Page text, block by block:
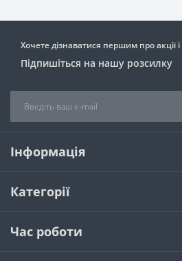
Хочете дізнаватися першим про акції
Підпишіться на нашу розсилку
Інформація
Категорії
Час роботи